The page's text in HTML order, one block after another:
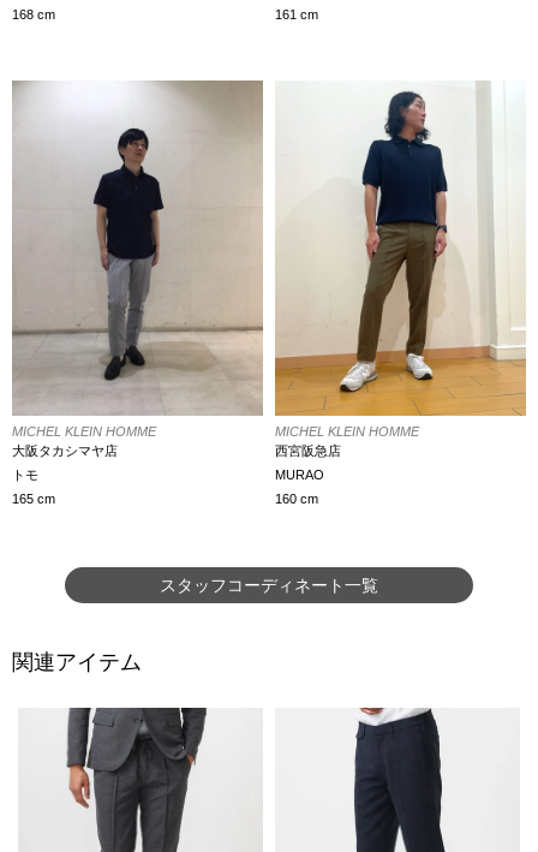
168 cm
161 cm
MICHEL KLEIN HOMME
大阪タカシマヤ店
トモ
165 cm
MICHEL KLEIN HOMME
西宮阪急店
MURAO
160 cm
スタッフコーディネート一覧
関連アイテム